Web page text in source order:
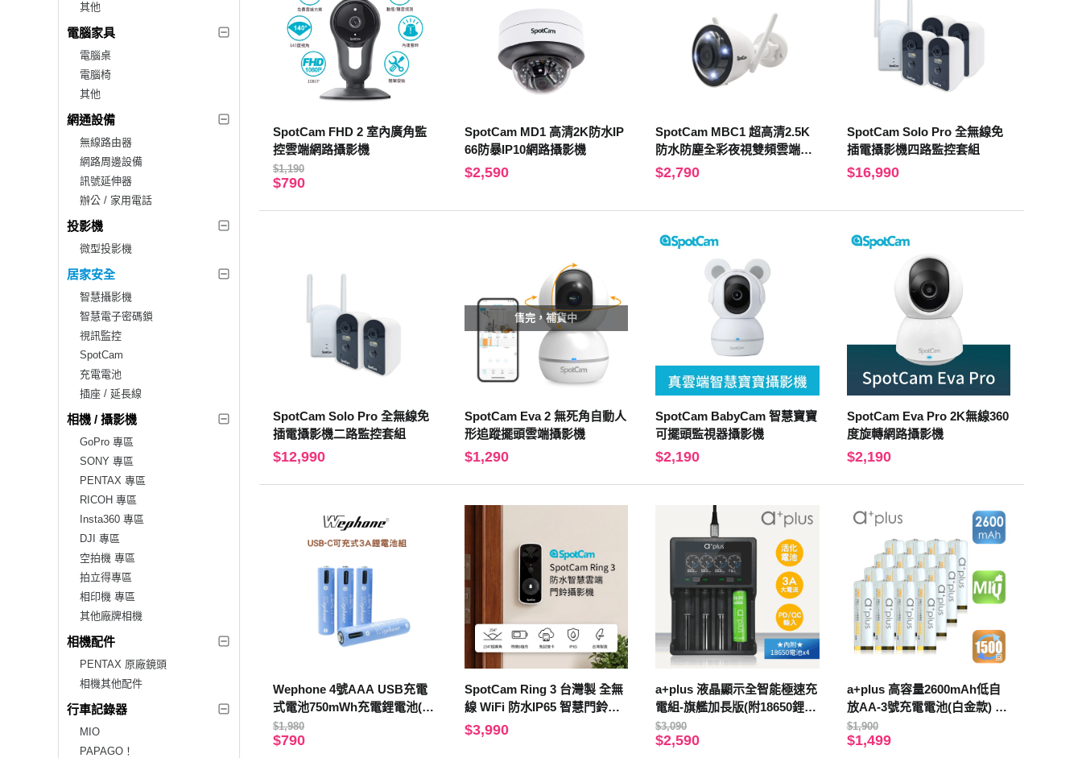
其他
電腦家具
電腦桌
電腦椅
其他
網通設備
無線路由器
網路周邊設備
訊號延伸器
辦公 / 家用電話
投影機
微型投影機
居家安全
智慧攝影機
智慧電子密碼鎖
視訊監控
SpotCam
充電電池
插座 / 延長線
相機 / 攝影機
GoPro 專區
SONY 專區
PENTAX 專區
RICOH 專區
Insta360 專區
DJI 專區
空拍機 專區
拍立得專區
相印機 專區
其他廠牌相機
相機配件
PENTAX 原廠鏡頭
相機其他配件
行車記錄器
MIO
PAPAGO！
SpotCam FHD 2 室內廣角監
控雲端網路攝影機
$1,190
$790
SpotCam MD1 高清2K防水IP
66防暴IP10網路攝影機
$2,590
SpotCam MBC1 超高清2.5K
防水防塵全彩夜視雙頻雲端監
控攝影機
$2,790
SpotCam Solo Pro 全無線免
插電攝影機四路監控套組
$16,990
SpotCam Solo Pro 全無線免
插電攝影機二路監控套組
$12,990
售完，補貨中
SpotCam Eva 2 無死角自動人
形追蹤擺頭雲端攝影機
$1,290
SpotCam BabyCam 智慧寶寶
可擺頭監視器攝影機
$2,190
SpotCam Eva Pro 2K無線360
度旋轉網路攝影機
$2,190
Wephone 4號AAA USB充電
式電池750mWh充電鋰電池(附
一對四充電線)
$1,980
$790
SpotCam Ring 3 台灣製 全無
線 WiFi 防水IP65 智慧門鈴攝
影機 (電池攝影機 門鈴 廣角 免
$3,990
a+plus 液晶顯示全智能極速充
電組-旗艦加長版(附18650鋰電
池2600mAh平頭4入)
$3,090
$2,590
a+plus 高容量2600mAh低自
放AA-3號充電電池(白金款) 16
入
$1,900
$1,499